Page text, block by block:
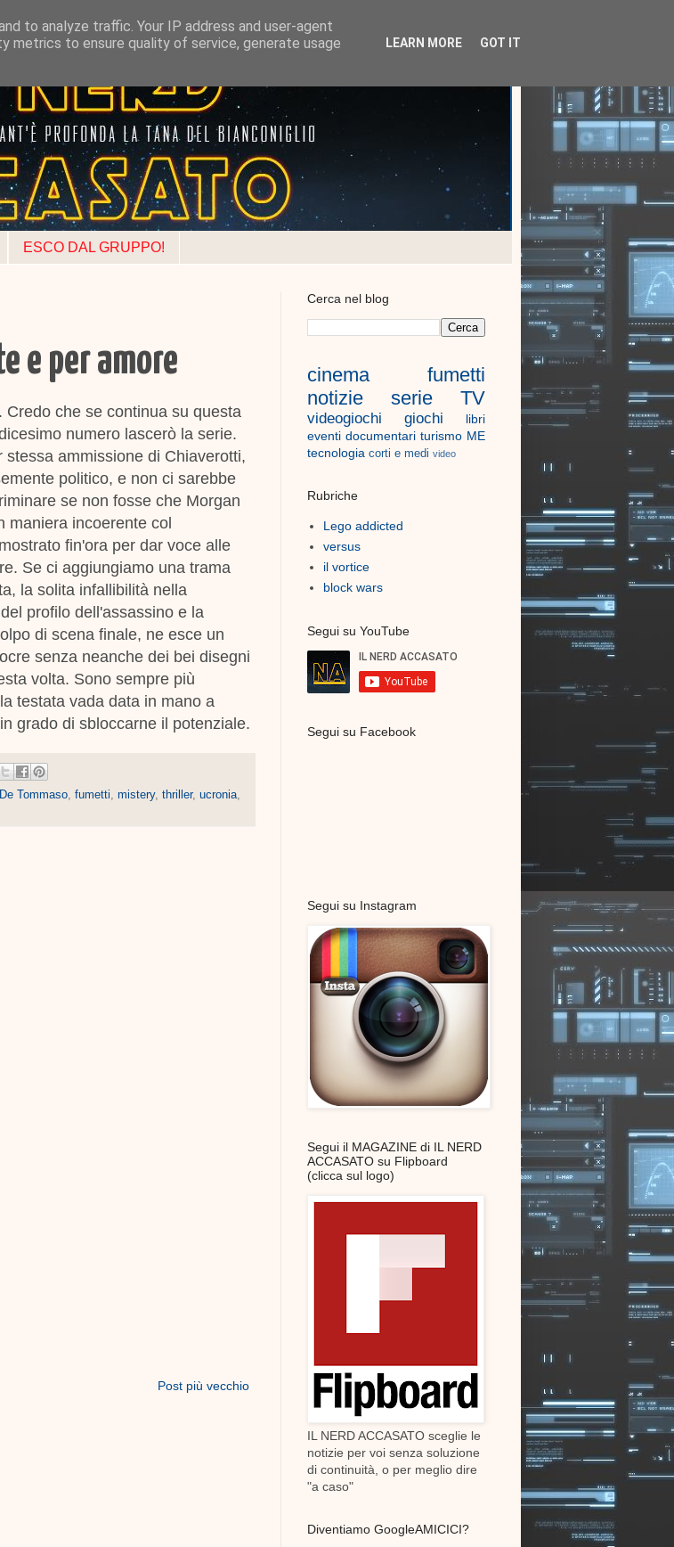
ESCO DAL GRUPPO!
e per amore
Credo che se continua su questa
numero lascerò la serie.
stessa ammissione di Chiaverotti,
politico, e non ci sarebbe
se non fosse che Morgan
maniera incoerente col
fin'ora per dar voce alle
Se ci aggiungiamo una trama
la solita infallibilità nella
profilo dell'assassino e la
di scena finale, ne esce un
senza neanche dei bei disegni
volta. Sono sempre più
testata vada data in mano a
grado di sbloccarne il potenziale.
Tommaso, fumetti, mistery, thriller, ucronia,
Post più vecchio
Cerca nel blog
cinema
fumetti
notizie
serie TV
videogiochi giochi
libri
eventi documentari turismo ME
tecnologia corti e medi video
Rubriche
Lego addicted
versus
il vortice
block wars
Segui su YouTube
Segui su Facebook
Segui su Instagram
Segui il MAGAZINE di IL NERD
ACCASATO su Flipboard
(clicca sul logo)
IL NERD ACCASATO sceglie le
notizie per voi senza soluzione
di continuità, o per meglio dire
"a caso"
Diventiamo GoogleAMICICI?
to analyze traffic. Your IP address and user-agent
metrics to ensure quality of service, generate usage
LEARN MORE GOT IT